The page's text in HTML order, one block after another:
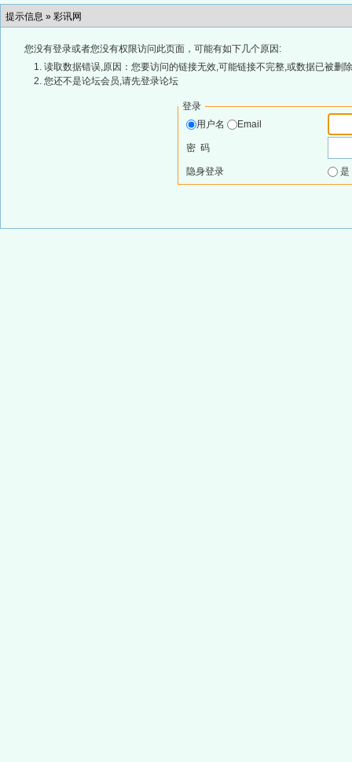
提示信息 » 彩讯网
您没有登录或者您没有权限访问此页面，可能有如下几个原因:
读取数据错误,原因：您要访问的链接无效,可能链接不完整,或数据已被删
您还不是论坛会员,请先登录论坛
登录
用户名
Email
密 码
隐身登录